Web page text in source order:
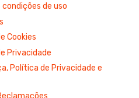
condições de uso
Cookies
Privacidade
Política de Privacidade e